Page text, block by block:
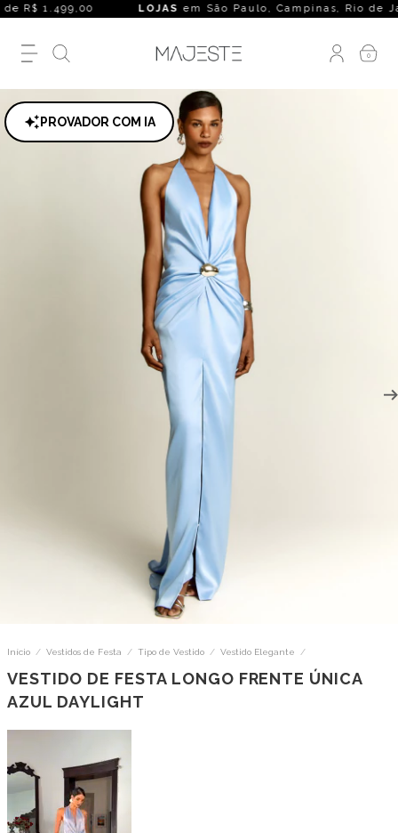
R$ 1.499,00 LOJASem São Paulo, Campinas, Rio de
0
PROVADOR COM IA
Início / Vestidos de Festa / Tipo de Vestido / Vestido Elegante /
VESTIDO DE FESTA LONGO FRENTE ÚNICA
AZUL DAYLIGHT